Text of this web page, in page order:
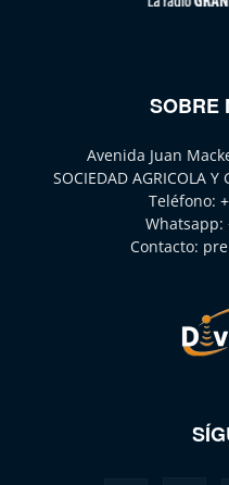
SOBRE
Avenida Juan
SOCIEDAD AGRICOLA Y
Teléfono:
Whatsapp:
Contacto: